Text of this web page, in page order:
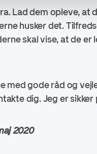
Lad dem opleve,
husker det.
skal vise, at de
gode råd og
dig. Jeg er
2020